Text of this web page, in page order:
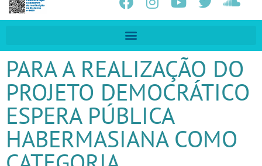
PARA A REALIZAÇÃO DO
PROJETO DEMOCRÁTICO
ESPERA PÚBLICA
HABERMASIANA COMO